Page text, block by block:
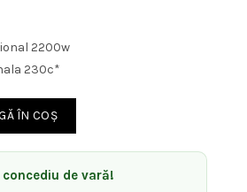
lei.
2200w
230c*
intins + Uscator de par profesional SP
ÎN COȘ
de vară!